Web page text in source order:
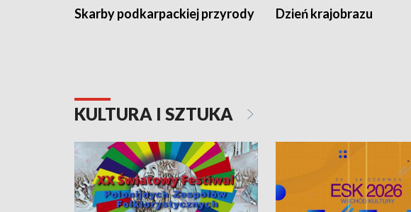
Skarby podkarpackiej przyrody Dzień krajobrazu
KULTURA I SZTUKA